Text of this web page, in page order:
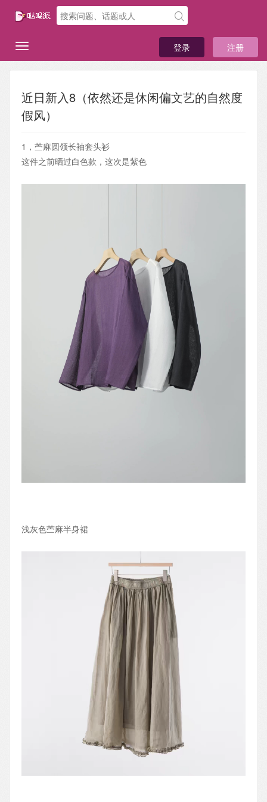
登录 注册
近日新入8（依然还是休闲偏文艺的自然度
假风）
1，苎麻圆领长袖套头衫
这件之前晒过白色款，这次是紫色
浅灰色苎麻半身裙